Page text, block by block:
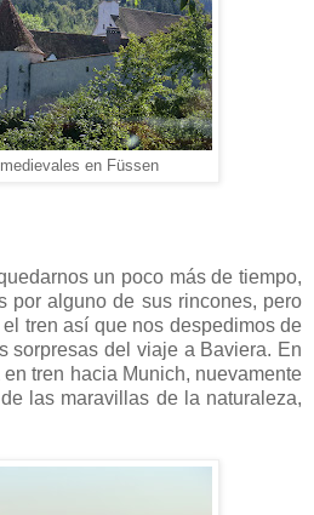
medievales en Füssen
un poco más de tiempo,
por alguno de sus rincones, pero
tren así que nos despedimos de
sorpresas del viaje a Baviera. En
tren hacia Munich, nuevamente
las maravillas de la naturaleza,